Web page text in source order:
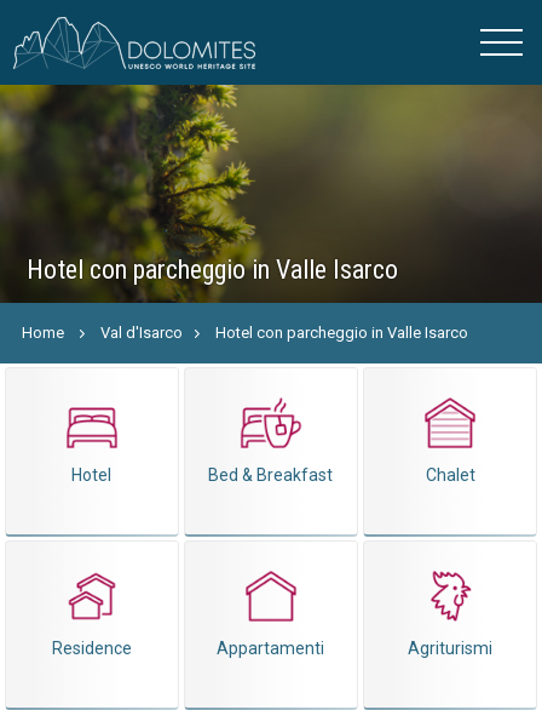
Hotel con parcheggio in Valle Isarco
Home Val d'Isarco Hotel con parcheggio in Valle Isarco
Hotel Bed & Breakfast Chalet
Residence Appartamenti Agriturismi